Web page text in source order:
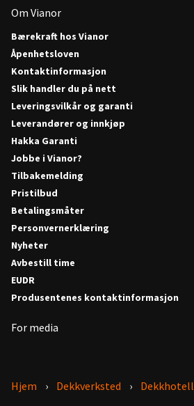
Om Vianor
Bærekraft hos Vianor
Åpenhetsloven
Kontaktinformasjon
Slik handler du på nett
Leveringsvilkår og garanti
Leverandører og innkjøp
Hakka Garanti
Jobbe i Vianor?
Tilbakemelding
Pristilbud
Betalingsmåter
Personvernerklæring
Nyheter
Avbestill time
EUDR
Produsentenes kontaktinformasjon
For media
Hjem Dekkverksted Dekkhotell